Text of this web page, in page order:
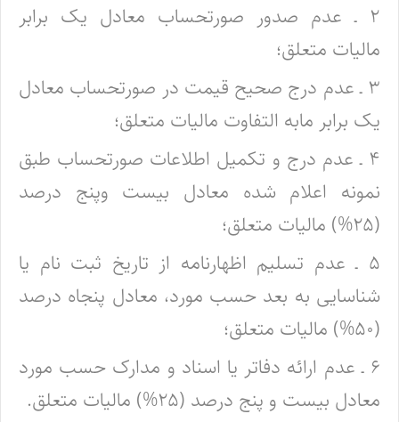
۲ ـ عدم صدور صورتحساب معادل یک برابر
مالیات متعلق؛
۳ ـ عدم درج صحیح قیمت در صورتحساب معادل
یک برابر مابه التفاوت مالیات متعلق؛
۴ ـ عدم درج و تکمیل اطلاعات صورتحساب طبق
نمونه اعلام شده معادل بیست وپنج درصد
(۲۵%) مالیات متعلق؛
۵ ـ عدم تسلیم اظهارنامه از تاریخ ثبت نام یا
شناسایی به بعد حسب مورد، معادل پنجاه درصد
(۵۰%) مالیات متعلق؛
۶ ـ عدم ارائه دفاتر یا اسناد و مدارک حسب مورد
معادل بیست و پنج درصد (۲۵%) مالیات متعلق.